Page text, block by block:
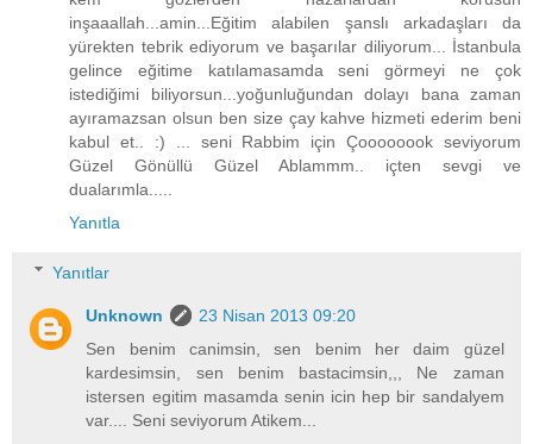
inşaaallah...amin...Eğitim alabilen şanslı arkadaşları da
yürekten tebrik ediyorum ve başarılar diliyorum... İstanbula
gelince eğitime katılamasamda seni görmeyi ne çok
istediğimi biliyorsun...yoğunluğundan dolayı bana zaman
ayıramazsan olsun ben size çay kahve hizmeti ederim beni
kabul et.. :) ... seni Rabbim için Çoooooook seviyorum
Güzel Gönüllü Güzel Ablammm.. içten sevgi ve
dualarımla.....
Yanıtla
Yanıtlar
Unknown
23 Nisan 2013 09:20
Sen benim canimsin, sen benim her daim güzel
kardesimsin, sen benim bastacimsin,,, Ne zaman
istersen egitim masamda senin icin hep bir sandalyem
var.... Seni seviyorum Atikem...